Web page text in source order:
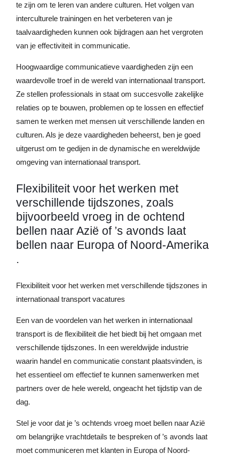
te zijn om te leren van andere culturen. Het volgen van
interculturele trainingen en het verbeteren van je
taalvaardigheden kunnen ook bijdragen aan het vergroten
van je effectiviteit in communicatie.
Hoogwaardige communicatieve vaardigheden zijn een
waardevolle troef in de wereld van internationaal transport.
Ze stellen professionals in staat om succesvolle zakelijke
relaties op te bouwen, problemen op te lossen en effectief
samen te werken met mensen uit verschillende landen en
culturen. Als je deze vaardigheden beheerst, ben je goed
uitgerust om te gedijen in de dynamische en wereldwijde
omgeving van internationaal transport.
Flexibiliteit voor het werken met
verschillende tijdszones, zoals
bijvoorbeeld vroeg in de ochtend
bellen naar Azië of ’s avonds laat
bellen naar Europa of Noord-Amerika
.
Flexibiliteit voor het werken met verschillende tijdszones in
internationaal transport vacatures
Een van de voordelen van het werken in internationaal
transport is de flexibiliteit die het biedt bij het omgaan met
verschillende tijdszones. In een wereldwijde industrie
waarin handel en communicatie constant plaatsvinden, is
het essentieel om effectief te kunnen samenwerken met
partners over de hele wereld, ongeacht het tijdstip van de
dag.
Stel je voor dat je ’s ochtends vroeg moet bellen naar Azië
om belangrijke vrachtdetails te bespreken of ’s avonds laat
moet communiceren met klanten in Europa of Noord-